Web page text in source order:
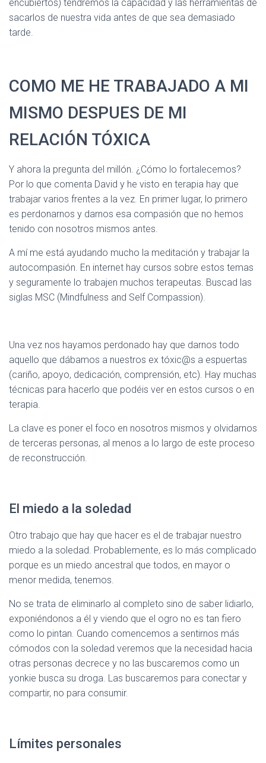
encubiertos) tendremos la capacidad y las herramientas de
sacarlos de nuestra vida antes de que sea demasiado
tarde.
COMO ME HE TRABAJADO A MI
MISMO DESPUES DE MI
RELACIÓN TÓXICA
Y ahora la pregunta del millón. ¿Cómo lo fortalecemos?
Por lo que comenta David y he visto en terapia hay que
trabajar varios frentes a la vez. En primer lugar, lo primero
es perdonarnos y darnos esa compasión que no hemos
tenido con nosotros mismos antes.
A mí me está ayudando mucho la meditación y trabajar la
autocompasión. En internet hay cursos sobre estos temas
y seguramente lo trabajen muchos terapeutas. Buscad las
siglas MSC (Mindfulness and Self Compassion).
Una vez nos hayamos perdonado hay que darnos todo
aquello que dábamos a nuestros ex tóxic@s a espuertas
(cariño, apoyo, dedicación, comprensión, etc). Hay muchas
técnicas para hacerlo que podéis ver en estos cursos o en
terapia.
La clave es poner el foco en nosotros mismos y olvidarnos
de terceras personas, al menos a lo largo de este proceso
de reconstrucción.
El miedo a la soledad
Otro trabajo que hay que hacer es el de trabajar nuestro
miedo a la soledad. Probablemente, es lo más complicado
porque es un miedo ancestral que todos, en mayor o
menor medida, tenemos.
No se trata de eliminarlo al completo sino de saber lidiarlo,
exponiéndonos a él y viendo que el ogro no es tan fiero
como lo pintan. Cuando comencemos a sentirnos más
cómodos con la soledad veremos que la necesidad hacia
otras personas decrece y no las buscaremos como un
yonkie busca su droga. Las buscaremos para conectar y
compartir, no para consumir.
Límites personales